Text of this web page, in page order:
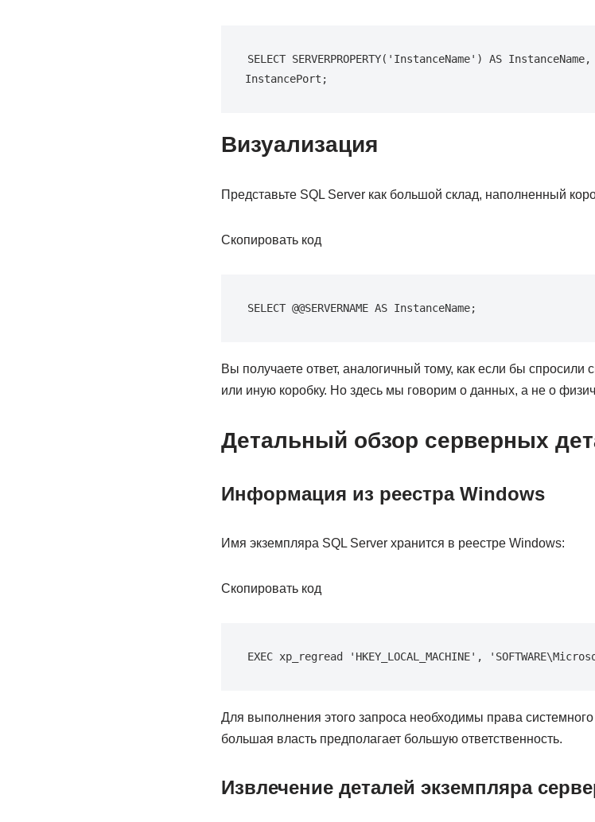
SELECT SERVERPROPERTY('InstanceName') AS
InstancePort;
Визуализация
Представьте SQL Server как большой склад, наполненный
Скопировать код
SELECT @@SERVERNAME AS InstanceName;
Вы получаете ответ, аналогичный тому, как если бы спросили
или иную коробку. Но здесь мы говорим о данных, а не о
Детальный обзор серверных
Информация из реестра Windows
Имя экземпляра SQL Server хранится в реестре Windows:
Скопировать код
EXEC xp_regread 'HKEY_LOCAL_MACHINE',
Для выполнения этого запроса необходимы права
большая власть предполагает большую ответственность.
Извлечение деталей экземпляра